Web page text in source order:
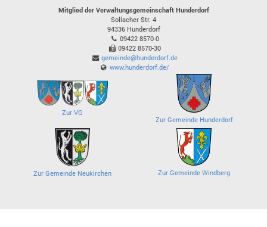
Mitglied der Verwaltungsgemeinschaft Hunderdorf
Sollacher Str. 4
94336 Hunderdorf
09422 8570-0
09422 8570-30
gemeinde@hunderdorf.de
www.hunderdorf.de/
Zur VG
Zur Gemeinde Hunderdorf
Zur Gemeinde Neukirchen Zur Gemeinde Windberg